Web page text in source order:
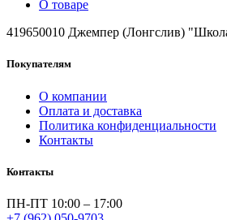
О товаре
419650010 Джемпер (Лонгслив)
Покупателям
О компании
Оплата и доставка
Политика конфиденциальности
Контакты
Контакты
ПН-ПТ 10:00 – 17:00